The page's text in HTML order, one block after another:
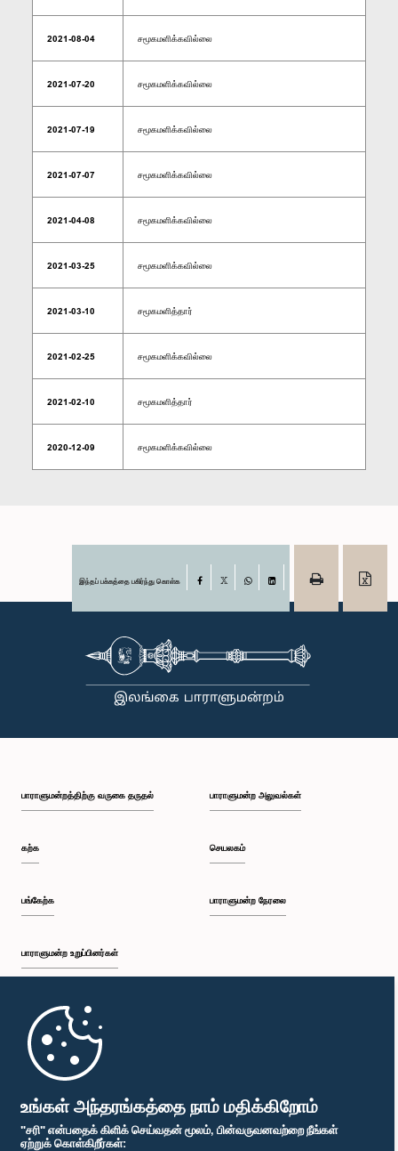
உங்கள் அந்தரங்கத்தை நாம் மதிக்கிறோம்
"சரி" என்பதைக் கிளிக் செய்வதன் மூலம், பின்வருவனவற்றை நீங்கள்
ஏற்றுக் கொள்கிறீர்கள்:
2021-08-04 சமூகமளிக்கவில்லை
2021-07-20 சமூகமளிக்கவில்லை
2021-07-19 சமூகமளிக்கவில்லை
2021-07-07 சமூகமளிக்கவில்லை
2021-04-08 சமூகமளிக்கவில்லை
2021-03-25 சமூகமளிக்கவில்லை
2021-03-10 சமூகமளித்தார்
2021-02-25 சமூகமளிக்கவில்லை
2021-02-10 சமூகமளித்தார்
2020-12-09 சமூகமளிக்கவில்லை
இந்தப் பக்கத்தை பகிர்ந்து கொள்க Facebook
பாராளுமன்றத்திற்கு வருகை தருதல்
கற்க
பங்கேற்க
பாராளுமன்ற உறுப்பினர்கள்
முதற்பக்கம்
பாராளுமன்ற அலுவல்கள்
செயலகம்
பாராளுமன்ற நேரலை
பாராளுமன்ற கையடக்க செயலி